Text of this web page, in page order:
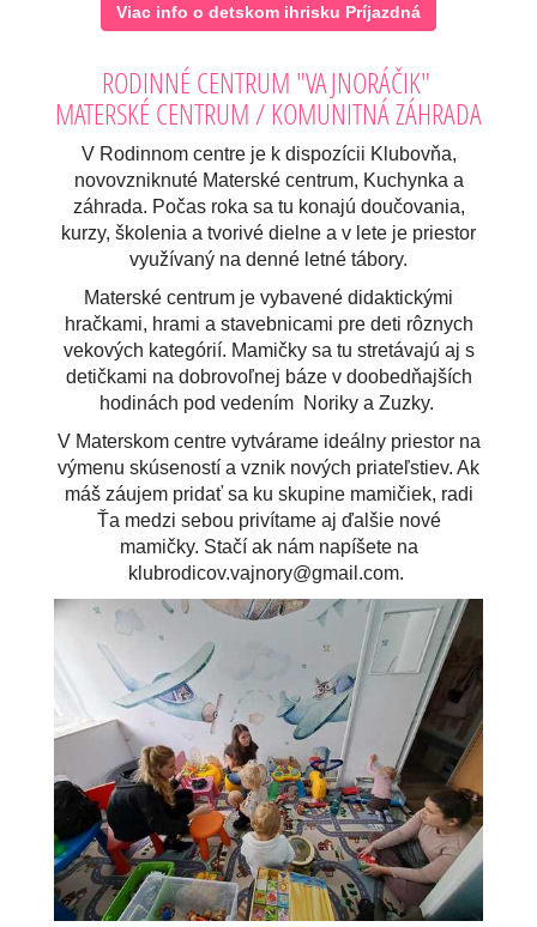
Viac info o detskom ihrisku Príjazdná
RODINNÉ CENTRUM "VAJNORÁČIK"
MATERSKÉ CENTRUM / KOMUNITNÁ ZÁHRADA
V Rodinnom centre je k dispozícii Klubovňa,
novovzniknuté Materské centrum, Kuchynka a
záhrada. Počas roka sa tu konajú doučovania,
kurzy, školenia a tvorivé dielne a v lete je priestor
využívaný na denné letné tábory.
Materské centrum je vybavené didaktickými
hračkami, hrami a stavebnicami pre deti rôznych
vekových kategórií. Mamičky sa tu stretávajú aj s
detičkami na dobrovoľnej báze v doobedňajších
hodinách pod vedením Noriky a Zuzky.
V Materskom centre vytvárame ideálny priestor na
výmenu skúseností a vznik nových priateľstiev. Ak
máš záujem pridať sa ku skupine mamičiek, radi
Ťa medzi sebou privítame aj ďalšie nové
mamičky. Stačí ak nám napíšete na
klubrodicov.vajnory@gmail.com.